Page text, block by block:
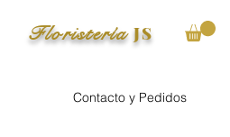
Floristería JS
Contacto y Pedidos